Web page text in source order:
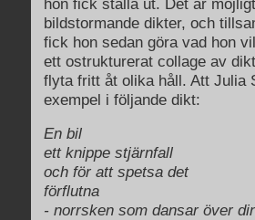
hon fick ställa ut. Det är
bildstormande dikter, och
fick hon sedan göra vad hon
ett ostrukturerat collage av
flyta fritt åt olika håll. Att Julia
exempel i följande dikt:
En bil
ett knippe stjärnfall
och för att spetsa det
förflutna
- norrsken som dansar över